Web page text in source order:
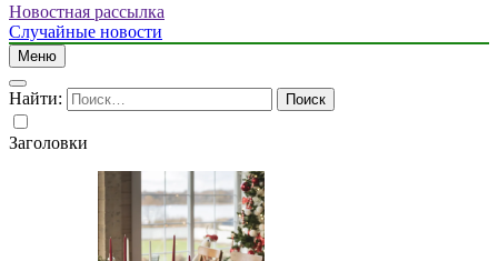
Новостная рассылка
Случайные новости
Меню
Найти:
Заголовки